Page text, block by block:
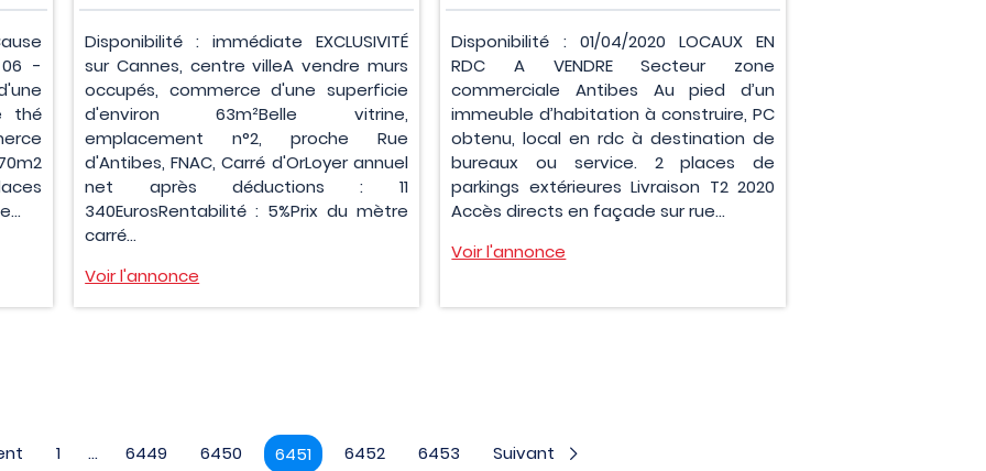
-
thé
Disponibilité : immédiate EXCLUSIVITÉ
sur Cannes, centre villeA vendre murs
occupés, commerce d'une superficie
d'environ 63m²Belle vitrine,
emplacement n°2, proche Rue
d'Antibes, FNAC, Carré d'OrLoyer annuel
net après déductions : 11
340EurosRentabilité : 5%Prix du mètre
carré...
Voir l'annonce
Disponibilité : 01/04/2020 LOCAUX EN
RDC A VENDRE Secteur zone
commerciale Antibes Au pied d’un
immeuble d’habitation à construire, PC
obtenu, local en rdc à destination de
bureaux ou service. 2 places de
parkings extérieures Livraison T2 2020
Accès directs en façade sur rue...
Voir l'annonce
1 ... 6449 6450 6451 6452 6453 Suivant